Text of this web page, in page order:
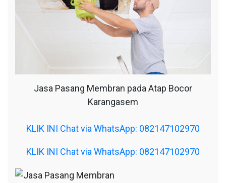
Jasa Pasang Membran pada Atap Bocor
Karangasem
KLIK INI Chat via WhatsApp: 082147102970
KLIK INI Chat via WhatsApp: 082147102970